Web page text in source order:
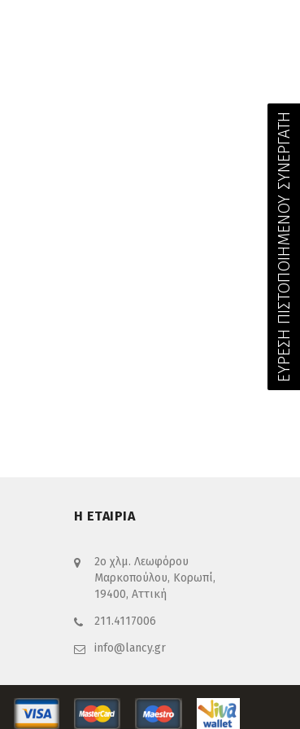
Η ΕΤΑΙΡΙΑ
2ο χλμ. Λεωφόρου
Μαρκοπούλου, Κορωπί,
19400, Αττική
211.4117006
info@lancy.gr
ΕΥΡΕΣΗ ΠΙΣΤΟΠΟΙΗΜΕΝΟΥ ΣΥΝΕΡΓΑΤΗ